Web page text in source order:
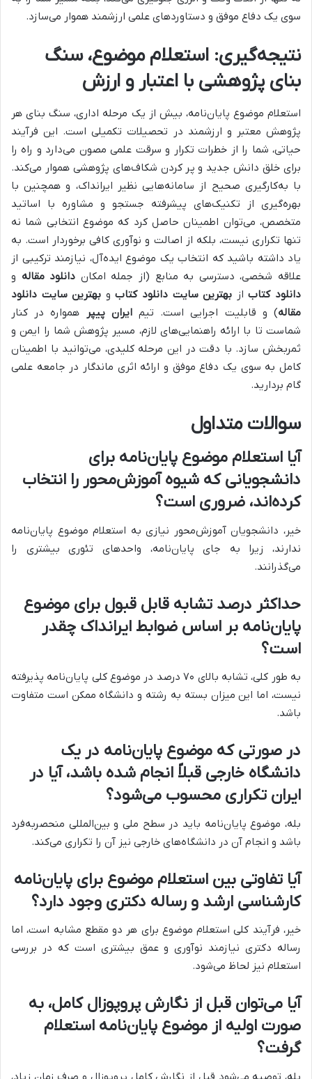
سوی یک دفاع موفق و دستاوردهای علمی ارزشمند هموار می‌سازد.
نتیجه‌گیری: استعلام موضوع، سنگ
بنای پژوهشی با اعتبار و ارزش
استعلام موضوع پایان‌نامه، بیش از یک مرحله اداری، سنگ بنای هر
پژوهش معتبر و ارزشمند در تحصیلات تکمیلی است. این فرآیند
حیاتی، شما را از خطرات تکرار و سرقت علمی مصون می‌دارد و راه را
برای خلق دانش جدید و پر کردن شکاف‌های پژوهشی هموار می‌کند.
با به‌کارگیری صحیح از سامانه‌هایی نظیر ایرانداک، و همچنین با
بهره‌گیری از تکنیک‌های پیشرفته جستجو و مشاوره با اساتید
متخصص، می‌توان اطمینان حاصل کرد که موضوع انتخابی شما نه
تنها تکراری نیست، بلکه از اصالت و نوآوری کافی برخوردار است. به
یاد داشته باشید که انتخاب یک موضوع ایده‌آل، نیازمند ترکیبی از
علاقه شخصی، دسترسی به منابع (از جمله امکان دانلود مقاله و
دانلود کتاباز بهترین سایت دانلود کتابو بهترین سایت دانلود
مقاله) و قابلیت اجرایی است. تیمایران پیپر
همواره در کنار
شماست تا با ارائه راهنمایی‌های لازم، مسیر پژوهش شما را ایمن و
ثمربخش سازد. با دقت در این مرحله کلیدی، می‌توانید با اطمینان
کامل به سوی یک دفاع موفق و ارائه اثری ماندگار در جامعه علمی
گام بردارید.
سوالات متداول
آیا استعلام موضوع پایان‌نامه برای
دانشجویانی که شیوه آموزش‌محور را انتخاب
کرده‌اند، ضروری است؟
خیر، دانشجویان آموزش‌محور نیازی به استعلام موضوع پایان‌نامه
ندارند، زیرا به جای پایان‌نامه، واحدهای تئوری بیشتری را
می‌گذرانند.
حداکثر درصد تشابه قابل قبول برای موضوع
پایان‌نامه بر اساس ضوابط ایرانداک چقدر
است؟
به طور کلی، تشابه بالای ۷۰ درصد در موضوع کلی پایان‌نامه پذیرفته
نیست، اما این میزان بسته به رشته و دانشگاه ممکن است متفاوت
باشد.
در صورتی که موضوع پایان‌نامه در یک
دانشگاه خارجی قبلاً انجام شده باشد، آیا در
ایران تکراری محسوب می‌شود؟
بله، موضوع پایان‌نامه باید در سطح ملی و بین‌المللی منحصربه‌فرد
باشد و انجام آن در دانشگاه‌های خارجی نیز آن را تکراری می‌کند.
آیا تفاوتی بین استعلام موضوع برای پایان‌نامه
کارشناسی ارشد و رساله دکتری وجود دارد؟
خیر، فرآیند کلی استعلام موضوع برای هر دو مقطع مشابه است، اما
رساله دکتری نیازمند نوآوری و عمق بیشتری است که در بررسی
استعلام نیز لحاظ می‌شود.
آیا می‌توان قبل از نگارش پروپوزال کامل، به
صورت اولیه از موضوع پایان‌نامه استعلام
گرفت؟